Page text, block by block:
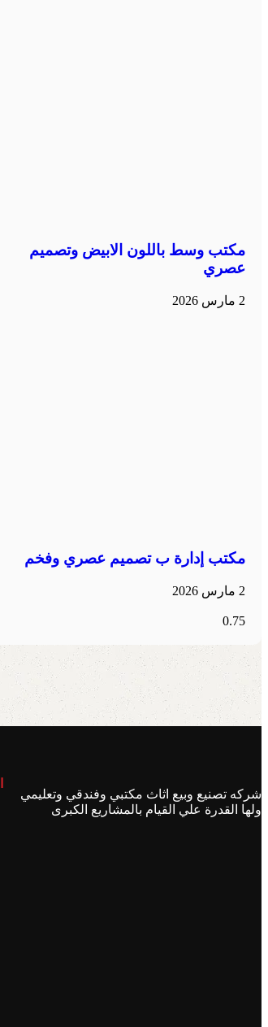
مكتب وسط باللون الابيض وتصميم
عصري
2 مارس 2026
مكتب إدارة ب تصميم عصري وفخم
2 مارس 2026
شركه تصنيع وبيع اثاث مكتبي وفندقي وتعليمي
ولها القدرة علي القيام بالمشاريع الكبرى